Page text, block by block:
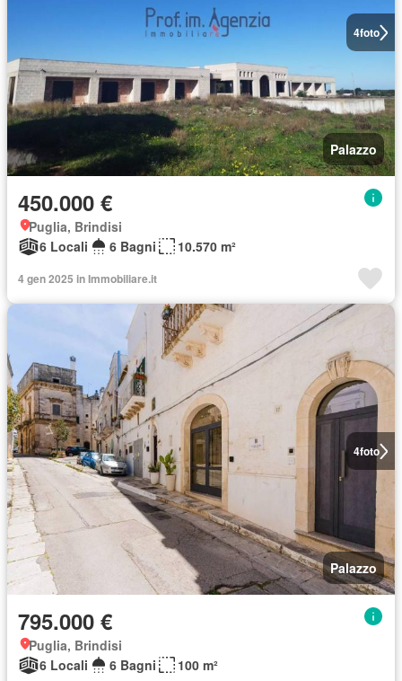
4foto
Palazzo
450.000 €
Puglia, Brindisi
6 Locali
6 Bagni 10.570 m²
4 gen 2025 in Immobiliare.it
4foto
Palazzo
795.000 €
Puglia, Brindisi
6 Locali
6 Bagni 100 m²